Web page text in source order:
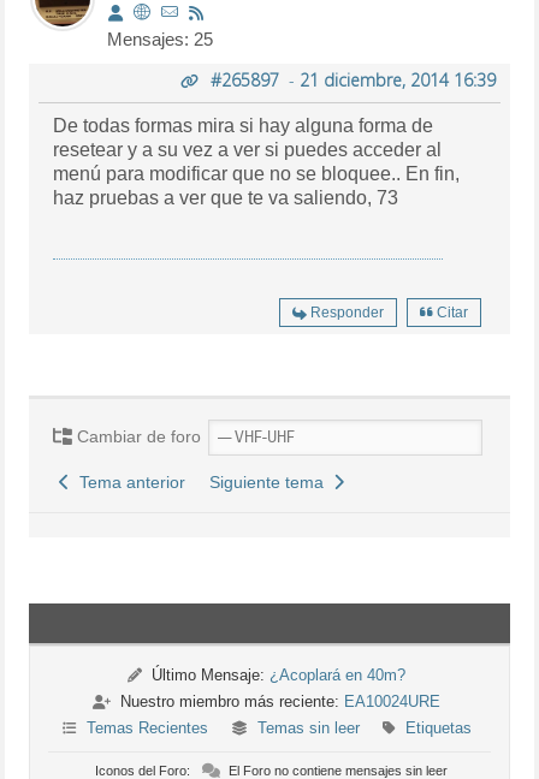
Mensajes: 25
#265897- 21 diciembre, 2014 16:39
De todas formas mira si hay alguna forma de
resetear y a su vez a ver si puedes acceder al
menú para modificar que no se bloquee.. En fin,
haz pruebas a ver que te va saliendo, 73
Responder Citar
Cambiar de foro
Tema anterior Siguiente tema
Último Mensaje: ¿Acoplará en 40m?
Nuestro miembro más reciente: EA10024URE
Temas Recientes
Temas sin leer Etiquetas
Iconos del Foro:
El Foro no contiene mensajes sin leer